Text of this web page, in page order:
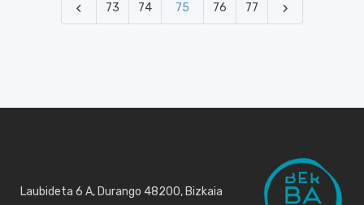
73 74 75 76 77
Laubideta 6 A, Durango 48200, Bizkaia